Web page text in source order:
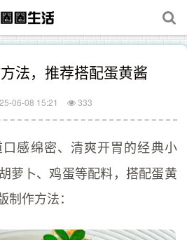
法，推荐搭配蛋黄酱
06-08 15:21 333
口感绵密、清爽开胃的经典小
萝卜、鸡蛋等配料，搭配蛋黄
作方法：